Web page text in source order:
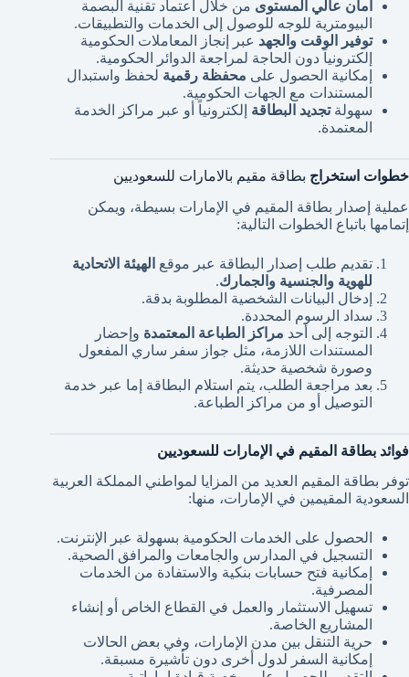
أمان عالي المستوى من خلال اعتماد تقنية البصمة
البيومترية للوجه للوصول إلى الخدمات والتطبيقات.
توفير الوقت والجهد عبر إنجاز المعاملات الحكومية
إلكترونياً دون الحاجة لمراجعة الدوائر الحكومية.
إمكانية الحصول على محفظة رقمية لحفظ واستبدال
المستندات مع الجهات الحكومية.
سهولةتجديد البطاقة إلكترونياً أو عبر مراكز الخدمة
المعتمدة.
خطوات استخراج بطاقة مقيم بالامارات للسعوديين
عملية إصدار بطاقة المقيم في الإمارات بسيطة، ويمكن
إتمامها باتباع الخطوات التالية:
تقديم طلب إصدار البطاقة عبر موقع الهيئة الاتحادية
للهوية والجنسية والجمارك.
إدخال البيانات الشخصية المطلوبة بدقة.
سداد الرسوم المحددة.
التوجه إلى أحد مراكز الطباعة المعتمدة وإحضار
المستندات اللازمة، مثل جواز سفر ساري المفعول
وصورة شخصية حديثة.
بعد مراجعة الطلب، يتم استلام البطاقة إما عبر خدمة
التوصيل أو من مراكز الطباعة.
فوائد بطاقة المقيم في الإمارات للسعوديين
توفر بطاقة المقيم العديد من المزايا لمواطني المملكة العربية
السعودية المقيمين في الإمارات، منها:
الحصول على الخدمات الحكومية بسهولة عبر الإنترنت.
التسجيل في المدارس والجامعات والمرافق الصحية.
إمكانية فتح حسابات بنكية والاستفادة من الخدمات
المصرفية.
تسهيل الاستثمار والعمل في القطاع الخاص أو إنشاء
المشاريع الخاصة.
حرية التنقل بين مدن الإمارات، وفي بعض الحالات
إمكانية السفر لدول أخرى دون تأشيرة مسبقة.